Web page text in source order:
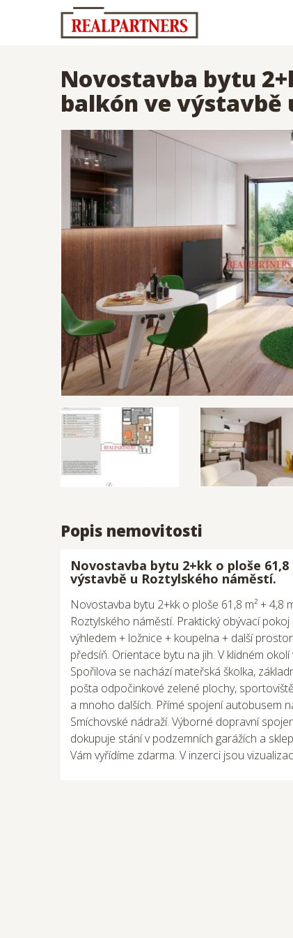
Novostavba bytu
balkón ve výstavbě
Popis nemovitosti
Novostavba bytu 2+kk o ploše 61,8
výstavbě u Roztylského náměstí.
Novostavba bytu 2+kk o ploše 61,8 m² + 4,8
Roztylského náměstí. Praktický obývací
výhledem + ložnice + koupelna + další
předsíň. Orientace bytu na jih. V klidném
Spořilova se nachází mateřská školka,
pošta odpočinkové zelené plochy,
a mnoho dalších. Přímé spojení autobusem
Smíchovské nádraží. Výborné dopravní
dokupuje stání v podzemních garážích a
Vám vyřídíme zdarma. V inzerci jsou